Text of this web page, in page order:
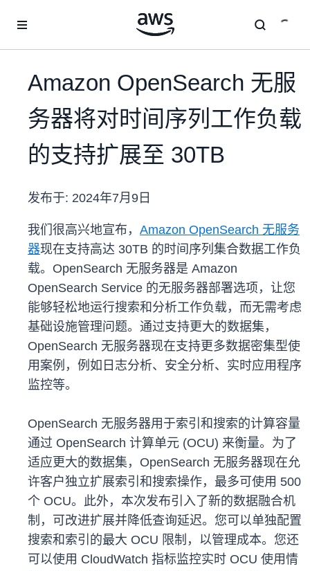
Amazon OpenSearch 无服
务器将对时间序列工作负载
的支持扩展至 30TB
发布于: 2024年7月9日
我们很高兴地宣布， Amazon OpenSearch 无服务
器现在支持高达 30TB 的时间序列集合数据工作负
载。OpenSearch 无服务器是 Amazon
OpenSearch Service 的无服务器部署选项，让您
能够轻松地运行搜索和分析工作负载，而无需考虑
基础设施管理问题。通过支持更大的数据集，
OpenSearch 无服务器现在支持更多数据密集型使
用案例，例如日志分析、安全分析、实时应用程序
监控等。
OpenSearch 无服务器用于索引和搜索的计算容量
通过 OpenSearch 计算单元 (OCU) 来衡量。为了
适应更大的数据集，OpenSearch 无服务器现在允
许客户独立扩展索引和搜索操作，最多可使用 500
个 OCU。此外，本次发布引入了新的数据融合机
制，可改进扩展并降低查询延迟。您可以单独配置
搜索和索引的最大 OCU 限制，以管理成本。您还
可以使用 CloudWatch 指标监控实时 OCU 使用情